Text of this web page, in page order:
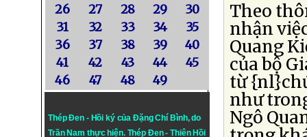
26
27 28 29
30
31
32 33 34
35
36
37 38 39
40
41
42 43 44
45
46
47 48 49
Thép Đen - Hồi ký của Đặng Chí Bình, do
Trần Nam thực hiện. Thép Đen- Thiên Hồi
Theo
nhận
Quang
của bộ
từ
như
Ngô